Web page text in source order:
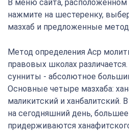
В меню сайта, расположенном
нажмите на шестеренку,
мазхаб и предложенные
Метод определения Аср
правовых школах
сунниты - абсолютное
Основные четыре мазхаба:
маликитский и ханбалитский.
на сегодняшний день,
придерживаются